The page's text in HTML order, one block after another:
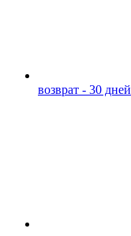
возврат - 30 дней